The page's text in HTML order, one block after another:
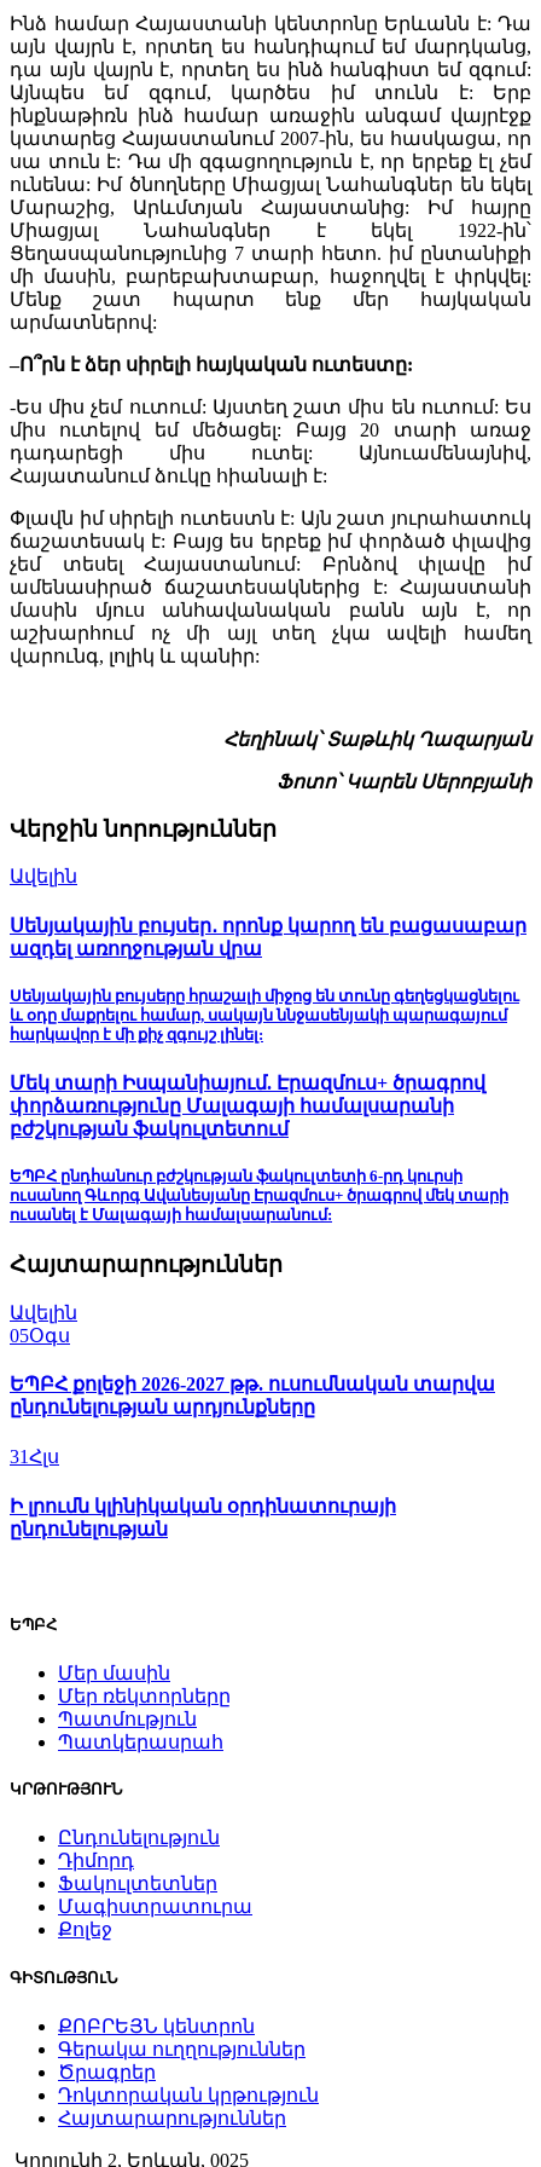
Ինձ համար Հայաստանի կենտրոնը Երևանն է: Դա
այն վայրն է, որտեղ ես հանդիպում եմ մարդկանց,
դա այն վայրն է, որտեղ ես ինձ հանգիստ եմ զգում:
Այնպես եմ զգում, կարծես իմ տունն է: Երբ
ինքնաթիռն ինձ համար առաջին անգամ վայրէջք
կատարեց Հայաստանում 2007-ին, ես հասկացա, որ
սա տուն է: Դա մի զգացողություն է, որ երբեք էլ չեմ
ունենա: Իմ ծնողները Միացյալ Նահանգներ են եկել
Մարաշից, Արևմտյան Հայաստանից: Իմ հայրը
Միացյալ Նահանգներ է եկել 1922-ին՝
Ցեղասպանությունից 7 տարի հետո. իմ ընտանիքի
մի մասին, բարեբախտաբար, հաջողվել է փրկվել:
Մենք շատ հպարտ ենք մեր հայկական
արմատներով:
–Ո՞րն է ձեր սիրելի հայկական ուտեստը:
-Ես միս չեմ ուտում: Այստեղ շատ միս են ուտում: Ես
միս ուտելով եմ մեծացել: Բայց 20 տարի առաջ
դադարեցի միս ուտել: Այնուամենայնիվ,
Հայատանում ձուկը հիանալի է:
Փլավն իմ սիրելի ուտեստն է: Այն շատ յուրահատուկ
ճաշատեսակ է: Բայց ես երբեք իմ փորձած փլավից
չեմ տեսել Հայաստանում: Բրնձով փլավը իմ
ամենասիրած ճաշատեսակներից է: Հայաստանի
մասին մյուս անհավանական բանն այն է, որ
աշխարհում ոչ մի այլ տեղ չկա ավելի համեղ
վարունգ, լոլիկ և պանիր:
Հեղինակ՝ Տաթևիկ Ղազարյան
Ֆոտո՝ Կարեն Սերոբյանի
Վերջին նորություններ
Ավելին
Սենյակային բույսեր․ որոնք կարող են բացասաբար
ազդել առողջության վրա
Սենյակային բույսերը հրաշալի միջոց են տունը գեղեցկացնելու
և օդը մաքրելու համար, սակայն ննջասենյակի պարագայում
հարկավոր է մի քիչ զգույշ լինել:
Մեկ տարի Իսպանիայում. Էրազմուս+ ծրագրով
փորձառությունը Մալագայի համալսարանի
բժշկության ֆակուլտետում
ԵՊԲՀ ընդհանուր բժշկության ֆակուլտետի 6-րդ կուրսի
ուսանող Գևորգ Ավանեսյանը Էրազմուս+ ծրագրով մեկ տարի
ուսանել է Մալագայի համալսարանում:
Հայտարարություններ
Ավելին
05Օգս
ԵՊԲՀ քոլեջի 2026-2027 թթ. ուսումնական տարվա
ընդունելության արդյունքները
31Հլս
Ի լրումն կլինիկական օրդինատուրայի
ընդունելության
ԵՊԲՀ
Մեր մասին
Մեր ռեկտորները
Պատմություն
Պատկերասրահ
ԿՐԹՈՒԹՅՈՒՆ
Ընդունելություն
Դիմորդ
Ֆակուլտետներ
Մագիստրատուրա
Քոլեջ
ԳԻՏՈւԹՅՈւՆ
ՔՈԲՐԵՅՆ կենտրոն
Գերակա ուղղություններ
Ծրագրեր
Դոկտորական կրթություն
Հայտարարություններ
Կորյունի 2, Երևան, 0025